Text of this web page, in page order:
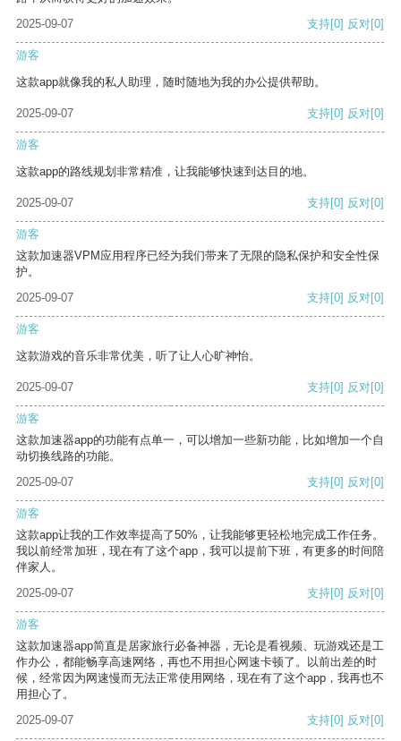
2025-09-07
支持[0] 反对[0]
游客
这款app就像我的私人助理，随时随地为我的办公提供帮助。
2025-09-07 支持[0] 反对[0]
游客
这款app的路线规划非常精准，让我能够快速到达目的地。
2025-09-07 支持[0] 反对[0]
游客
这款加速器VPM应用程序已经为我们带来了无限的隐私保护和安全性保
护。
2025-09-07
支持[0] 反对[0]
游客
这款游戏的音乐非常优美，听了让人心旷神怡。
2025-09-07 支持[0] 反对[0]
游客
这款加速器app的功能有点单一，可以增加一些新功能，比如增加一个自
动切换线路的功能。
2025-09-07
支持[0] 反对[0]
游客
这款app让我的工作效率提高了50%，让我能够更轻松地完成工作任务。
我以前经常加班，现在有了这个app，我可以提前下班，有更多的时间陪
伴家人。
2025-09-07
支持[0] 反对[0]
游客
这款加速器app简直是居家旅行必备神器，无论是看视频、玩游戏还是工
作办公，都能畅享高速网络，再也不用担心网速卡顿了。以前出差的时
候，经常因为网速慢而无法正常使用网络，现在有了这个app，我再也不
用担心了。
2025-09-07
支持[0] 反对[0]